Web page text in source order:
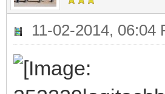
11-02-2014, 06:04